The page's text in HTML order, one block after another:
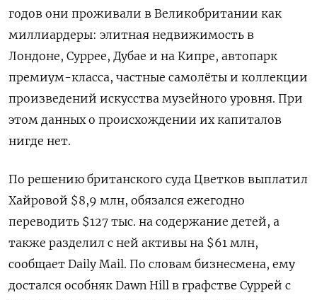
годов они проживали в Великобритании как
миллиардеры: элитная недвижимость в
Лондоне, Суррее, Дубае и на Кипре, автопарк
премиум-класса, частные самолёты и коллекции
произведений искусства музейного уровня. При
этом данных о происхождении их капиталов
нигде нет.
По решению британского суда Цветков выплатил
Хайровой $8,9 млн, обязался ежегодно
переводить $127 тыс. на содержание детей, а
также разделил с ней активы на $61 млн,
сообщает Daily Mail. По словам бизнесмена, ему
достался особняк Dawn Hill в графстве Суррей с